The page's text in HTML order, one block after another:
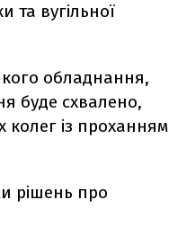
та вугільної
обладнання,
буде схвалено,
із проханням
рішень про